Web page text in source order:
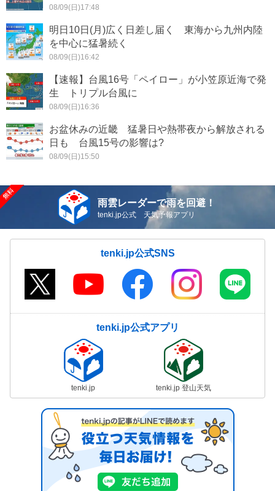
08/09(日)17:48
明日10日(月)広く日差し届く 東海から九州内陸
を中心に猛暑続く
08/09(日)16:42
【速報】台風16号「ペイロー」が小笠原近海で発
生 トリプル台風に
08/09(日)16:36
お盆休みの近畿 猛暑日や熱帯夜から解放される
日も 台風15号の影響は?
08/09(日)15:50
雨雲レーダーで雨を回避！
tenki.jp公式 天気予報アプリ
tenki.jp公式SNS
tenki.jp公式アプリ
tenki.jp tenki.jp 登山天気